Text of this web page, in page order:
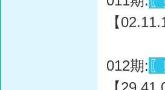
【
012期: